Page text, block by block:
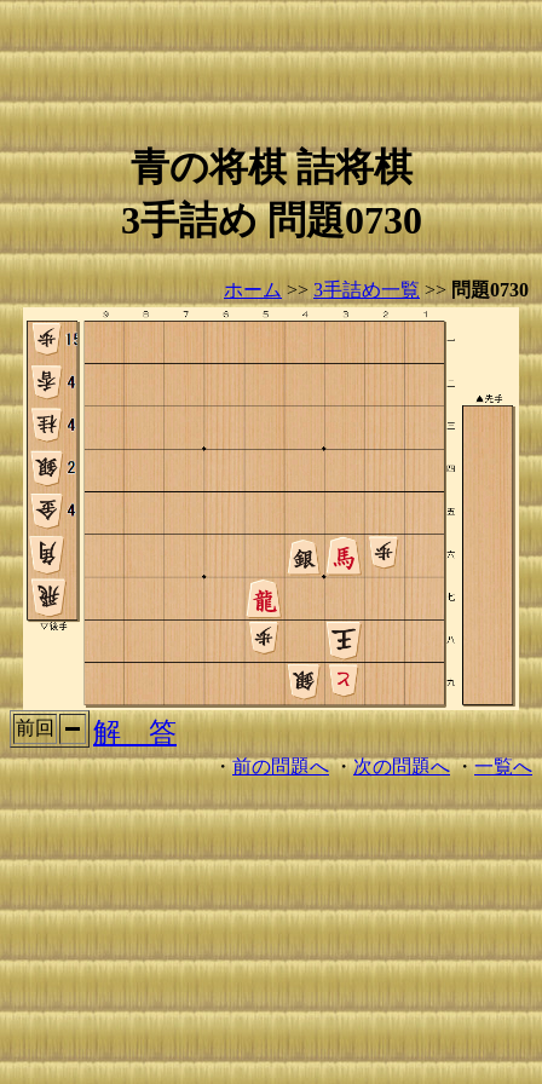
青の将棋 詰将棋
3手詰め 問題0730
ホーム >> 3手詰め一覧 >> 問題0730
前回 解 答
・前の問題へ・次の問題へ・一覧へ